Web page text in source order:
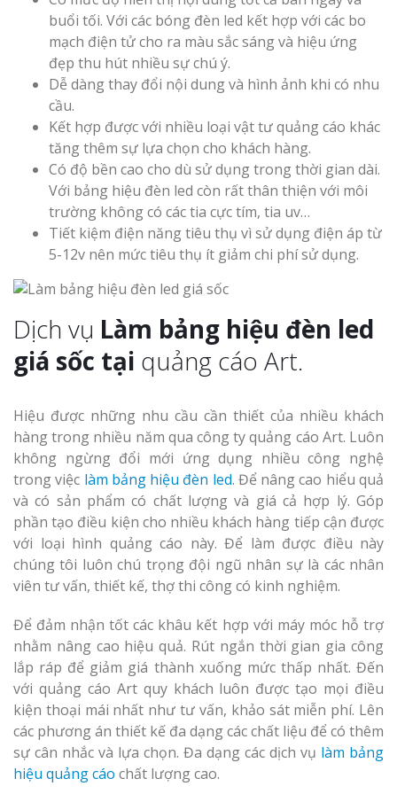
buổi tối. Với các bóng đèn led kết hợp với các bo
mạch điện tử cho ra màu sắc sáng và hiệu ứng
đẹp thu hút nhiều sự chú ý.
Dễ dàng thay đổi nội dung và hình ảnh khi có nhu
cầu.
Kết hợp được với nhiều loại vật tư quảng cáo khác
tăng thêm sự lựa chọn cho khách hàng.
Có độ bền cao cho dù sử dụng trong thời gian dài.
Với bảng hiệu đèn led còn rất thân thiện với môi
trường không có các tia cực tím, tia uv…
Tiết kiệm điện năng tiêu thụ vì sử dụng điện áp từ
5-12v nên mức tiêu thụ ít giảm chi phí sử dụng.
Dịch vụ Làm bảng hiệu đèn led
giá sốc tại quảng cáo Art.
Hiệu được những nhu cầu cần thiết của nhiều khách
hàng trong nhiều năm qua công ty quảng cáo Art. Luôn
không ngừng đổi mới ứng dụng nhiều công nghệ
trong việc làm bảng hiệu đèn led. Để nâng cao hiểu quả
và có sản phẩm có chất lượng và giá cả hợp lý. Góp
phần tạo điều kiện cho nhiều khách hàng tiếp cận được
với loại hình quảng cáo này. Để làm được điều này
chúng tôi luôn chú trọng đội ngũ nhân sự là các nhân
viên tư vấn, thiết kế, thợ thi công có kinh nghiệm.
Để đảm nhận tốt các khâu kết hợp với máy móc hỗ trợ
nhằm nâng cao hiệu quả. Rút ngắn thời gian gia công
lắp ráp để giảm giá thành xuống mức thấp nhất. Đến
với quảng cáo Art quy khách luôn được tạo mọi điều
kiện thoại mái nhất như tư vấn, khảo sát miễn phí. Lên
các phương án thiết kế đa dạng các chất liệu để có thêm
sự cân nhắc và lựa chọn. Đa dạng các dịch vụ làm bảng
hiệu quảng cáo chất lượng cao.
Thi Công
Hiệu
Làm Biển
Rẻ Tại Vinh Giải Pháp
Quả
Làm Hộp
Cáo Tại Vinh Giá Rẻ
Thi Công
Nghiệp
Làm Biển
Mica Tại Vinh Lấy
Làm biển
tại Vinh Nghệ An
Nam Đàn Uy Tín Giá
Làm Biển
Mỹ Phẩm Vinh Thu
Hàng
Top 10 Mẫu